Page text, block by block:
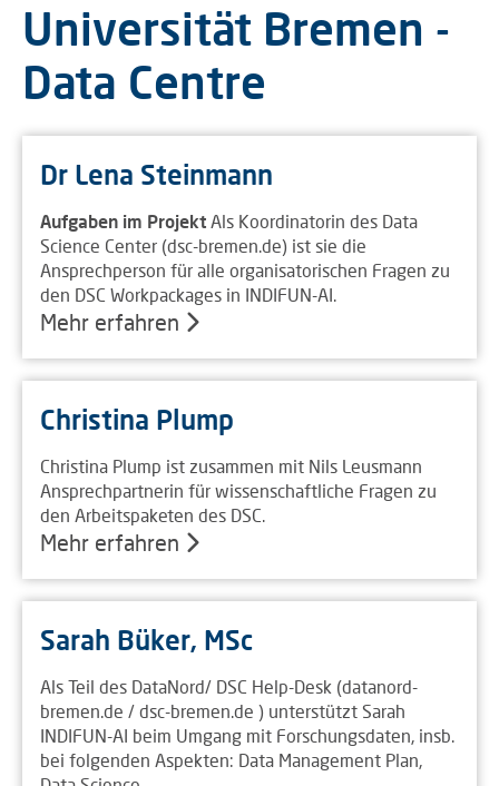
Universität Bremen -
Data Centre
Dr Lena Steinmann
Aufgaben im Projekt Als Koordinatorin des Data
Science Center (dsc-bremen.de) ist sie die
Ansprechperson für alle organisatorischen Fragen zu
den DSC Workpackages in INDIFUN-AI.
Mehr erfahren
Christina Plump
Christina Plump ist zusammen mit Nils Leusmann
Ansprechpartnerin für wissenschaftliche Fragen zu
den Arbeitspaketen des DSC.
Mehr erfahren
Sarah Büker, MSc
Als Teil des DataNord/ DSC Help-Desk (datanord-
bremen.de / dsc-bremen.de ) unterstützt Sarah
INDIFUN-AI beim Umgang mit Forschungsdaten, insb.
bei folgenden Aspekten: Data Management Plan,